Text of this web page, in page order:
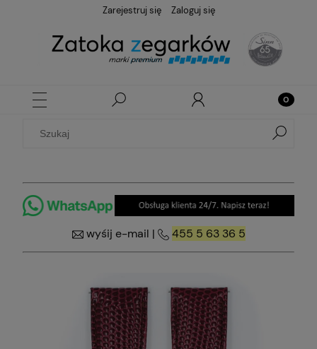
Zarejestruj się Zaloguj się
wyśij e-mail | 455 5 63 36 5